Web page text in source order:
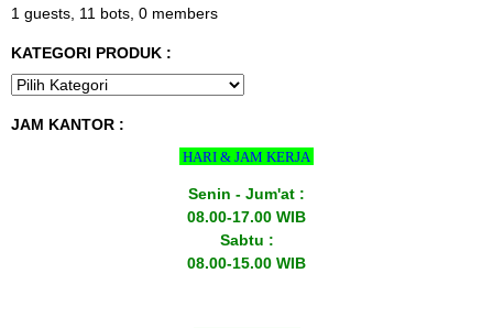
1 guests, 11 bots, 0 members
KATEGORI PRODUK :
JAM KANTOR :
HARI & JAM KERJA
Senin - Jum'at :
08.00-17.00 WIB
Sabtu :
08.00-15.00 WIB